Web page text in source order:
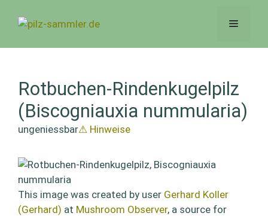
Inhalt
Menü
Rotbuchen-Rindenkugelpilz
(Biscogniauxia nummularia)
ungeniessbar⚠ Hinweise
This image was created by user Gerhard Koller
(Gerhard) at Mushroom Observer, a source for